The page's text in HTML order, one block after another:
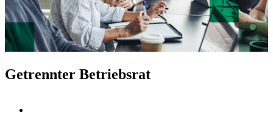
Getrennter Betriebsrat